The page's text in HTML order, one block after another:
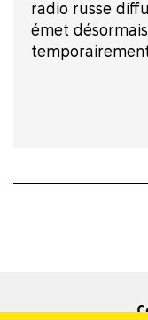
radio russe
émet